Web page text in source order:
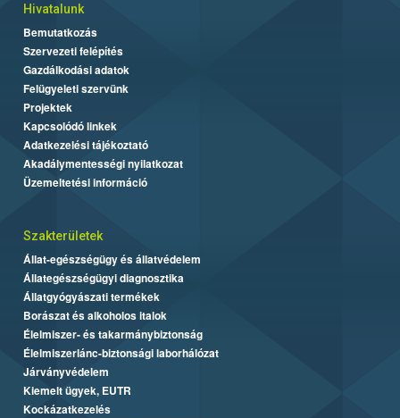
Hivatalunk
Bemutatkozás
Szervezeti felépítés
Gazdálkodási adatok
Felügyeleti szervünk
Projektek
Kapcsolódó linkek
Adatkezelési tájékoztató
Akadálymentességi nyilatkozat
Üzemeltetési információ
Szakterületek
Állat-egészségügy és állatvédelem
Állategészségügyi diagnosztika
Állatgyógyászati termékek
Borászat és alkoholos italok
Élelmiszer- és takarmánybiztonság
Élelmiszerlánc-biztonsági laborhálózat
Járványvédelem
Kiemelt ügyek, EUTR
Kockázatkezelés